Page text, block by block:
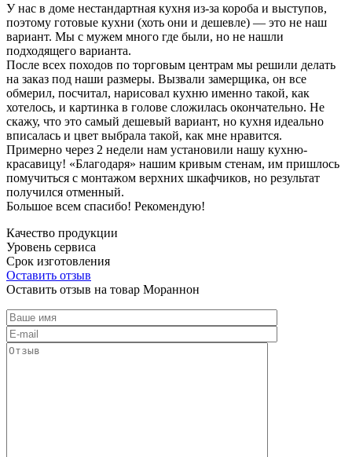
У нас в доме нестандартная кухня из-за короба и выступов,
поэтому готовые кухни (хоть они и дешевле) — это не наш
вариант. Мы с мужем много где были, но не нашли
подходящего варианта.
После всех походов по торговым центрам мы решили делать
на заказ под наши размеры. Вызвали замерщика, он все
обмерил, посчитал, нарисовал кухню именно такой, как
хотелось, и картинка в голове сложилась окончательно. Не
скажу, что это самый дешевый вариант, но кухня идеально
вписалась и цвет выбрала такой, как мне нравится.
Примерно через 2 недели нам установили нашу кухню-
красавицу! «Благодаря» нашим кривым стенам, им пришлось
помучиться с монтажом верхних шкафчиков, но результат
получился отменный.
Большое всем спасибо! Рекомендую!
Качество продукции
Уровень сервиса
Срок изготовления
Оставить отзыв
Оставить отзыв на товар Мораннон